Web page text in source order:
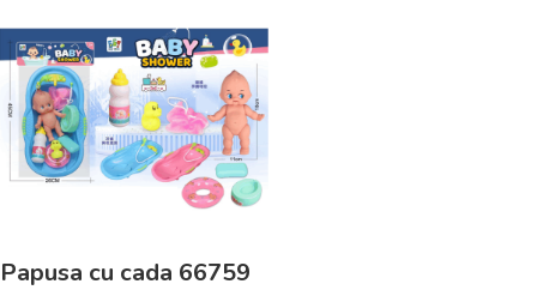
Papusa cu cada 66759